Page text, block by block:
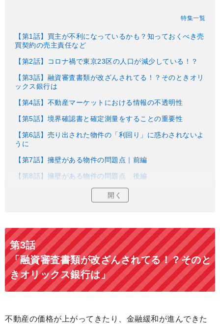
特集一覧
【第1話】買主が不利になっているかも？知っておくべき売
買契約の売主責任など
【第2話】コロナ禍で東京23区の人口が減少している！？
【第3話】融資審査書類が改ざんされてる！？そのときオリ
ックス銀行は
【第4話】不動産マーケットにおける情報の不透明性
【第5話】境界確認書と確定測量をすることの重要性
【第6話】売り出された物件の「利回り」に惑わされないよ
うに
【第7話】擁壁がある物件の問題点｜前編
【第8話】擁壁がある物件の問題点 後編
開く
第3話
「融資審査書類が改ざんされてる！？そのと
きオリックス銀行は」
不動産の価格が上がってきたり、金融緩和が進んできた